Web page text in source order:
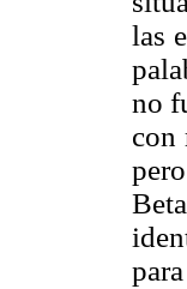
las
no
con